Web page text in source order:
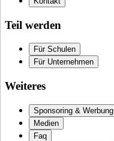
Teil werden
Für Schulen
Für Unternehmen
Weiteres
Sponsoring & Werbung
Medien
Faq